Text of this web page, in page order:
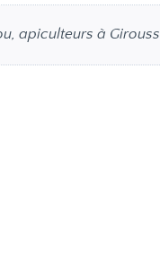
apiculteurs à